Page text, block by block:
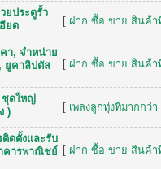
ยประตูรั้ว
ยด
[ ฝาก ซื้อ ขาย สินค้า
า, จำหน่าย
ยูคาลิปตัส
[ ฝาก ซื้อ ขาย สินค้า
ชุดใหญ่
)
[ เพลงลูกทุ่งที่มากกว่า
ดตั้งและรับ
คารพาณิชย์ [ ฝาก ซื้อ ขาย สินค้า